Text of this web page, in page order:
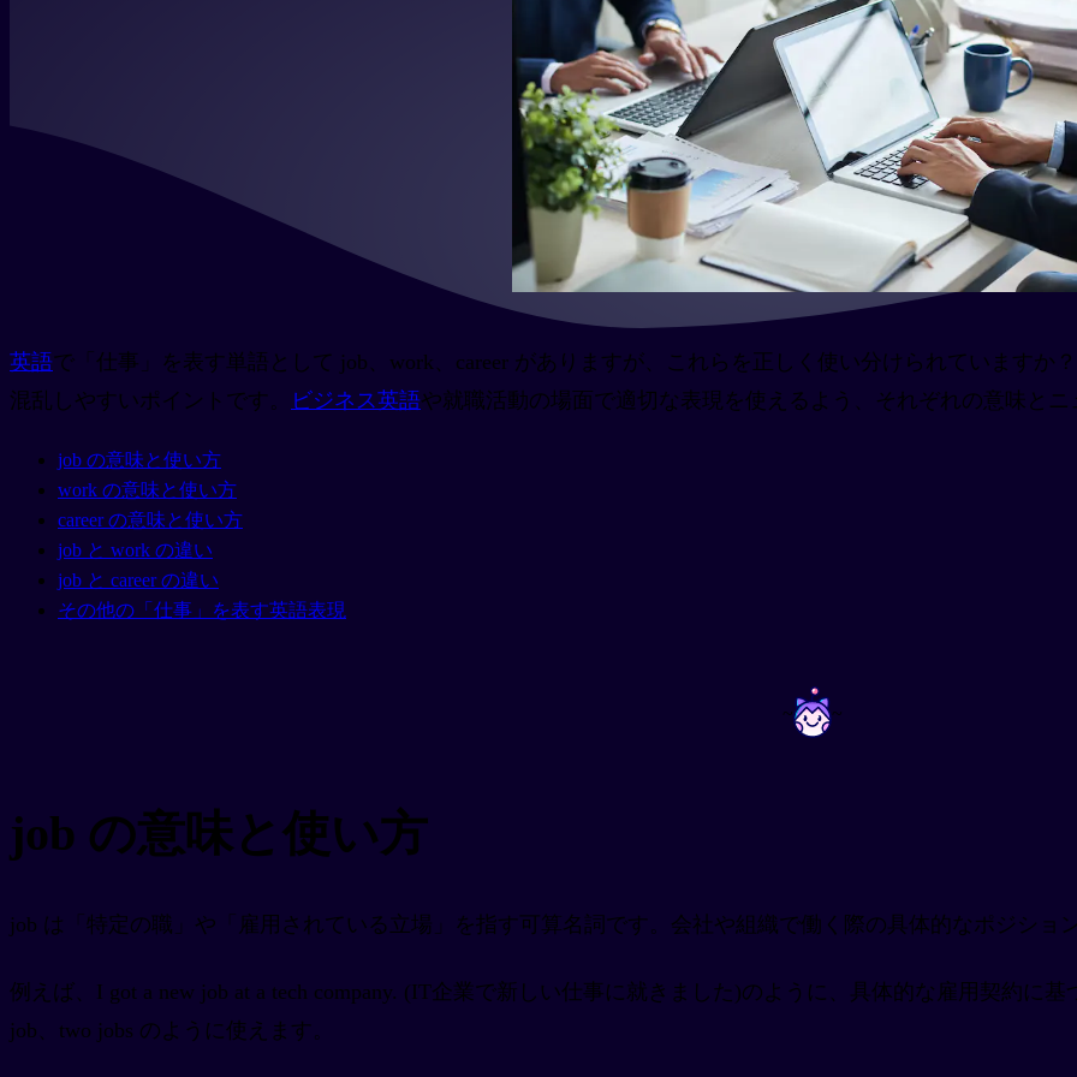
英語で「仕事」を表す単語として job、work、career がありますが、これらを正しく使い分けられていますか
混乱しやすいポイントです。
ビジネス英語や就職活動の場面で適切な表現を使えるよう、それぞれの意味と
job の意味と使い方
work の意味と使い方
career の意味と使い方
job と work の違い
job と career の違い
その他の「仕事」を表す英語表現
~ ~
job の意味と使い方
job は「特定の職」や「雇用されている立場」を指す可算名詞です。会社や組織で働く際の具体的なポジショ
例えば、I got a new job at a tech company. (IT企業で新しい仕事に就きました)のように、具体的な雇用契約に
job、two jobs のように使えます。